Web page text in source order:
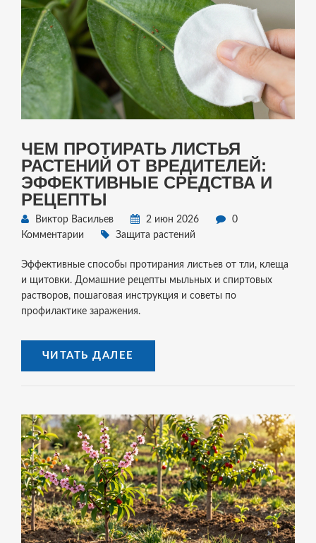
ЧЕМ ПРОТИРАТЬ ЛИСТЬЯ
РАСТЕНИЙ ОТ ВРЕДИТЕЛЕЙ:
ЭФФЕКТИВНЫЕ СРЕДСТВА И
РЕЦЕПТЫ
Виктор Васильев 2 июн 2026
0
Комментарии
Защита растений
Эффективные способы протирания листьев от тли, клеща
и щитовки. Домашние рецепты мыльных и спиртовых
растворов, пошаговая инструкция и советы по
профилактике заражения.
ЧИТАТЬ ДАЛЕЕ